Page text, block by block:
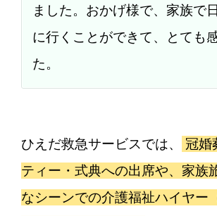
ました。おかげ様で、家族で
に行くことができて、とても
た。
ひえだ救急サービスでは、
冠婚
ティー・式典への出席や、家族
なシーンでの介護福祉ハイヤー